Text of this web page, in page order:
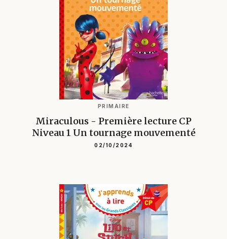
PRIMAIRE
Miraculous - Première lecture CP
Niveau 1 Un tournage mouvementé
02/10/2024